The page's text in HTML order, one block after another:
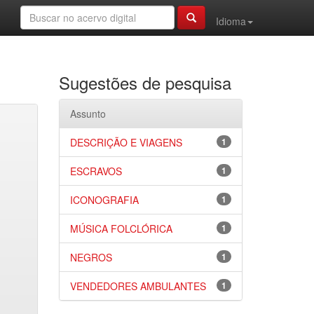
Idioma
Sugestões de pesquisa
Assunto
1
DESCRIÇÃO E VIAGENS
1
ESCRAVOS
1
ICONOGRAFIA
1
MÚSICA FOLCLÓRICA
1
NEGROS
1
VENDEDORES AMBULANTES